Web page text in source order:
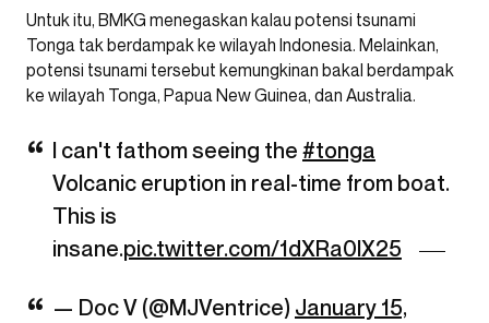
Untuk itu, BMKG menegaskan kalau potensi tsunami
Tonga tak berdampak ke wilayah Indonesia. Melainkan,
potensi tsunami tersebut kemungkinan bakal berdampak
ke wilayah Tonga, Papua New Guinea, dan Australia.
I can't fathom seeing the #tonga
Volcanic eruption in real-time from boat.
This is
insane.pic.twitter.com/1dXRa0lX25
— Doc V (@MJVentrice) January 15,